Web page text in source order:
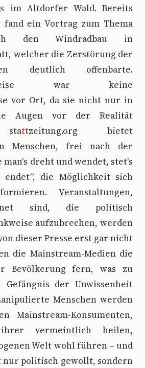
im Altdorfer Wald. Bereits
fand ein Vortrag zum Thema
den Windradbau in
welcher die Zerstörung der
deutlich offenbarte.
war keine
vor Ort, da sie nicht nur in
Augen vor der Realität
stattzeitung.org bietet
Menschen, frei nach der
man's dreht und wendet, stet's
die Möglichkeit sich
Veranstaltungen,
sind, die politisch
aufzubrechen, werden
dieser Presse erst gar nicht
die Mainstream-Medien die
Bevölkerung fern, was zu
Gefängnis der Unwissenheit
Menschen werden
Mainstream-Konsumenten,
vermeintlich heilen,
Welt wohl führen – und
nur politisch gewollt, sondern